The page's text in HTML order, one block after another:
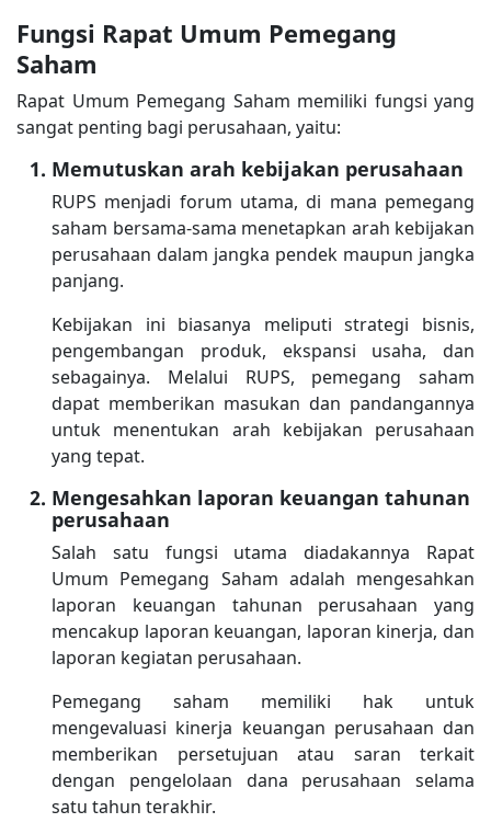
Fungsi Rapat Umum Pemegang
Saham
Rapat Umum Pemegang Saham memiliki fungsi yang
sangat penting bagi perusahaan, yaitu:
Memutuskan arah kebijakan perusahaan
RUPS menjadi forum utama, di mana pemegang
saham bersama-sama menetapkan arah kebijakan
perusahaan dalam jangka pendek maupun jangka
panjang.
Kebijakan ini biasanya meliputi strategi bisnis,
pengembangan produk, ekspansi usaha, dan
sebagainya. Melalui RUPS, pemegang saham
dapat memberikan masukan dan pandangannya
untuk menentukan arah kebijakan perusahaan
yang tepat.
Mengesahkan laporan keuangan tahunan
perusahaan
Salah satu fungsi utama diadakannya Rapat
Umum Pemegang Saham adalah mengesahkan
laporan keuangan tahunan perusahaan yang
mencakup laporan keuangan, laporan kinerja, dan
laporan kegiatan perusahaan.
Pemegang saham memiliki hak untuk
mengevaluasi kinerja keuangan perusahaan dan
memberikan persetujuan atau saran terkait
dengan pengelolaan dana perusahaan selama
satu tahun terakhir.